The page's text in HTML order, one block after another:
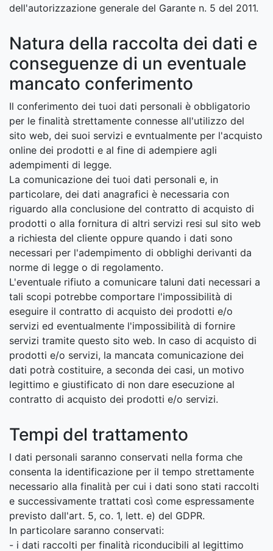
dell'autorizzazione generale del Garante n. 5 del 2011.
Natura della raccolta dei dati e
conseguenze di un eventuale
mancato conferimento
Il conferimento dei tuoi dati personali è obbligatorio
per le finalità strettamente connesse all'utilizzo del
sito web, dei suoi servizi e evntualmente per l'acquisto
online dei prodotti e al fine di adempiere agli
adempimenti di legge.
La comunicazione dei tuoi dati personali e, in
particolare, dei dati anagrafici è necessaria con
riguardo alla conclusione del contratto di acquisto di
prodotti o alla fornitura di altri servizi resi sul sito web
a richiesta del cliente oppure quando i dati sono
necessari per l'adempimento di obblighi derivanti da
norme di legge o di regolamento.
L'eventuale rifiuto a comunicare taluni dati necessari a
tali scopi potrebbe comportare l'impossibilità di
eseguire il contratto di acquisto dei prodotti e/o
servizi ed eventualmente l'impossibilità di fornire
servizi tramite questo sito web. In caso di acquisto di
prodotti e/o servizi, la mancata comunicazione dei
dati potrà costituire, a seconda dei casi, un motivo
legittimo e giustificato di non dare esecuzione al
contratto di acquisto dei prodotti e/o servizi.
Tempi del trattamento
I dati personali saranno conservati nella forma che
consenta la identificazione per il tempo strettamente
necessario alla finalità per cui i dati sono stati raccolti
e successivamente trattati così come espressamente
previsto dall'art. 5, co. 1, lett. e) del GDPR.
In particolare saranno conservati:
- i dati raccolti per finalità riconducibili al legittimo